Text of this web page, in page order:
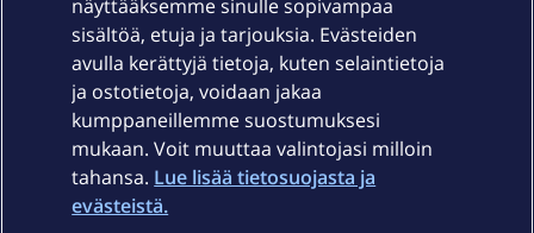
Palvelut
Ajankohtaista
näyttääksemme sinulle sopivampaa
sisältöä, etuja ja tarjouksia. Evästeiden
avulla kerättyjä tietoja, kuten selaintietoja
ja ostotietoja, voidaan jakaa
kumppaneillemme suostumuksesi
mukaan. Voit muuttaa valintojasi milloin
tahansa. Lue lisää tietosuojasta ja
evästeistä.